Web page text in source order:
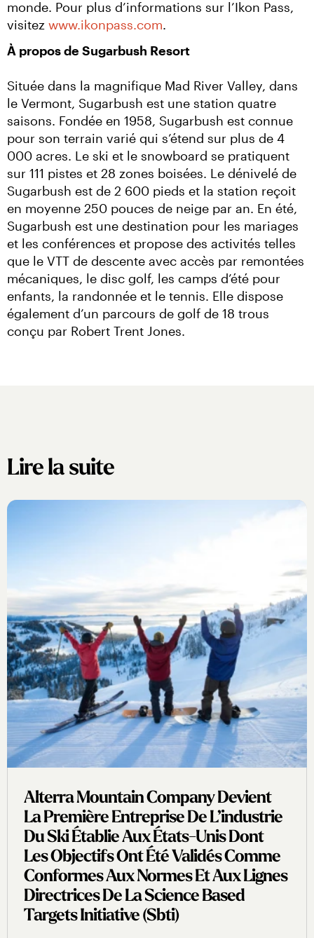
monde. Pour plus d’informations sur l’Ikon Pass,
visitez www.ikonpass.com.
À propos de Sugarbush Resort
Située dans la magnifique Mad River Valley, dans
le Vermont, Sugarbush est une station quatre
saisons. Fondée en 1958, Sugarbush est connue
pour son terrain varié qui s’étend sur plus de 4
000 acres. Le ski et le snowboard se pratiquent
sur 111 pistes et 28 zones boisées. Le dénivelé de
Sugarbush est de 2 600 pieds et la station reçoit
en moyenne 250 pouces de neige par an. En été,
Sugarbush est une destination pour les mariages
et les conférences et propose des activités telles
que le VTT de descente avec accès par remontées
mécaniques, le disc golf, les camps d’été pour
enfants, la randonnée et le tennis. Elle dispose
également d’un parcours de golf de 18 trous
conçu par Robert Trent Jones.
Lire la suite
Alterra Mountain Company Devient
La Première Entreprise De L’industrie
Du Ski Établie Aux États-Unis Dont
Les Objectifs Ont Été Validés Comme
Conformes Aux Normes Et Aux Lignes
Directrices De La Science Based
Targets Initiative (sbti)